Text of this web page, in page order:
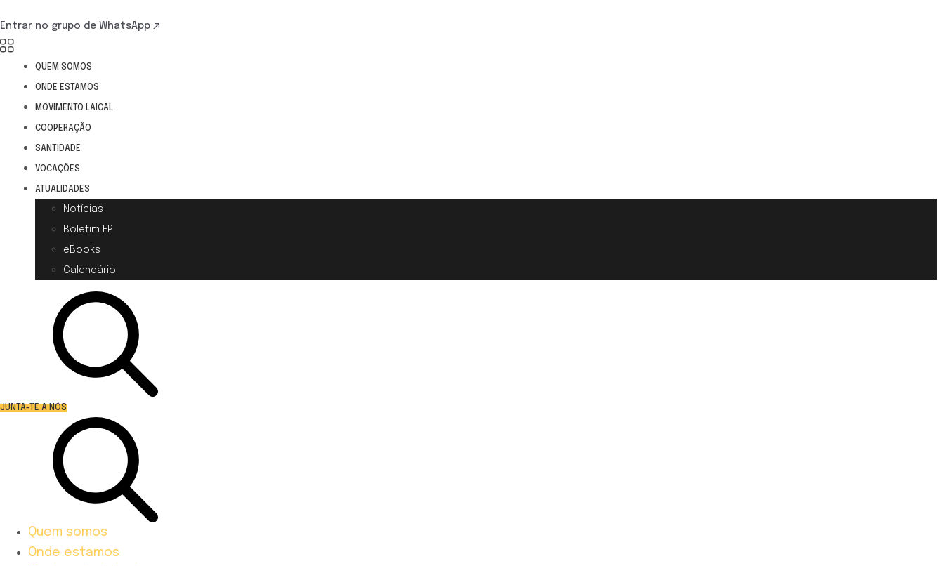
Entrar no grupo de WhatsApp
QUEM SOMOS
ONDE ESTAMOS
MOVIMENTO LAICAL
COOPERAÇÃO
SANTIDADE
VOCAÇÕES
ATUALIDADES
Notícias
Boletim FP
eBooks
Calendário
JUNTA-TE A NÓS
Quem somos
Onde estamos